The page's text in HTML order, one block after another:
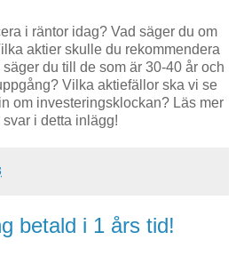
i räntor idag? Vad säger du om
aktier skulle du rekommendera
du till de som är 30-40 år och
Vilka aktiefällor ska vi se
om investeringsklockan? Läs mer
i detta inlägg!
betald i 1 års tid!